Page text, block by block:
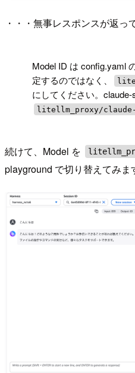
・・・無事レスポンスが返っ
Model ID は config.yaml
定するのではなく、
にしてください。
litellm_proxy/
続けて、Model を
playground で切り替えてみま